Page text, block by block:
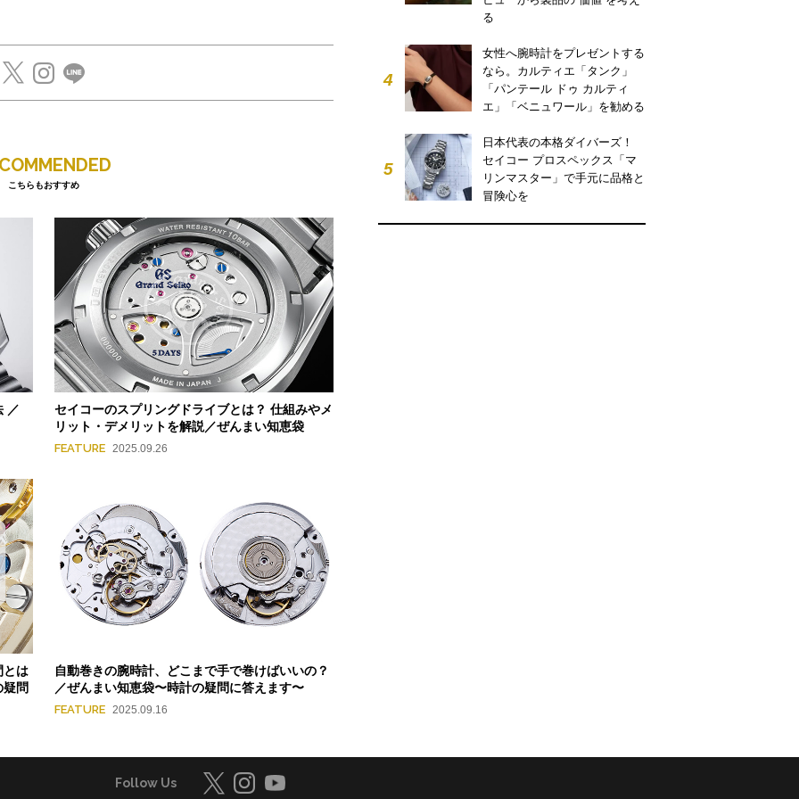
こちらもおすすめ
／
セイコーのスプリングドライブとは？ 仕組みやメ
リット・デメリットを解説／ぜんまい知恵袋
FEATURE 2025.09.26
とは
疑問
自動巻きの腕時計、どこまで手で巻けばいいの？
／ぜんまい知恵袋〜時計の疑問に答えます〜
FEATURE 2025.09.16
る
4
女性へ腕時計をプレゼントする
なら。カルティエ「タンク」
「パンテール ドゥ カルティ
エ」「ベニュワール」を勧める
5
日本代表の本格ダイバーズ！
セイコー プロスペックス「マ
リンマスター」で手元に品格と
冒険心を
Follow Us